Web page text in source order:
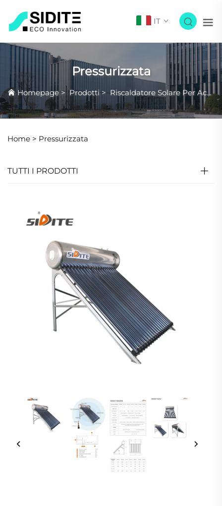
IT
Pressurizzata
Homepage>Prodotti>Riscaldatore Solare Per Acqua
Home > Pressurizzata
TUTTI I PRODOTTI